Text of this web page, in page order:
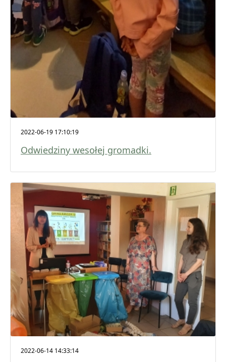
2022-06-19 17:10:19
Odwiedziny wesołej gromadki.
2022-06-14 14:33:14